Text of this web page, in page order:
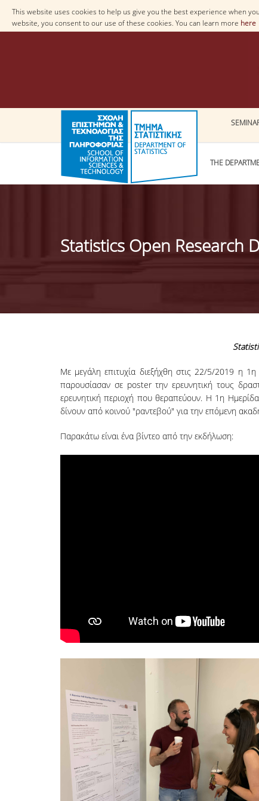
This website uses cookies to help us give you the best experience when
website, you consent to our use of these cookies. You can learn more here
THE
Statistics Open Research
Με μεγάλη επιτυχία διεξήχθη στις 22/5/2019 η
παρουσίασαν σε poster την ερευνητική τους
ερευνητική περιοχή που θεραπεύουν. Η 1η
δίνουν από κοινού "ραντεβού" για την επόμενη
Παρακάτω είναι ένα βίντεο από την εκδήλωση: